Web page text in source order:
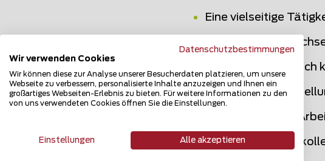
Eine vielseitige
Ein modernes,
Unterstützung durch
Zeitgemässe
Unterschiedliche
Ein eingespieltes,
Datenschutzbestimmungen
Wir verwenden Cookies
Wir können diese zur Analyse unserer Besucherdaten platzieren, um unsere
Webseite zu verbessern, personalisierte Inhalte anzuzeigen und Ihnen ein
großartiges Webseiten-Erlebnis zu bieten. Für weitere Informationen zu den
von uns verwendeten Cookies öffnen Sie die Einstellungen.
Einstellungen Alle akzeptieren